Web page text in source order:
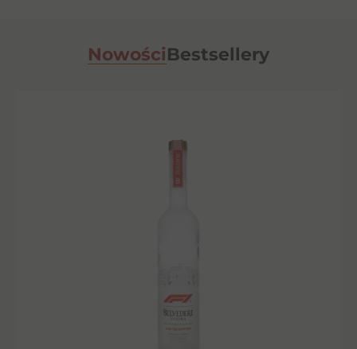
NowościBestsellery